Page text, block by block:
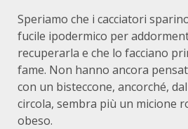
Speriamo che i cacciatori
fucile ipodermico per
recuperarla e che lo facciano
fame. Non hanno ancora
con un bisteccone, ancorché,
circola, sembra più un micione
obeso.